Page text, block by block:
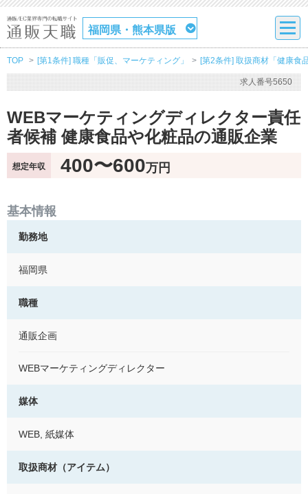
福岡県・熊本県版
TOP [第1条件] 職種「販促、マーケティング」 [第2条件] 取扱商材「健康食
求人番号5650
WEBマーケティングディレクター責任
者候補 健康食品や化粧品の通販企業
想定年収 400〜600万円
基本情報
勤務地
福岡県
職種
通販企画
WEBマーケティングディレクター
媒体
WEB, 紙媒体
取扱商材（アイテム）